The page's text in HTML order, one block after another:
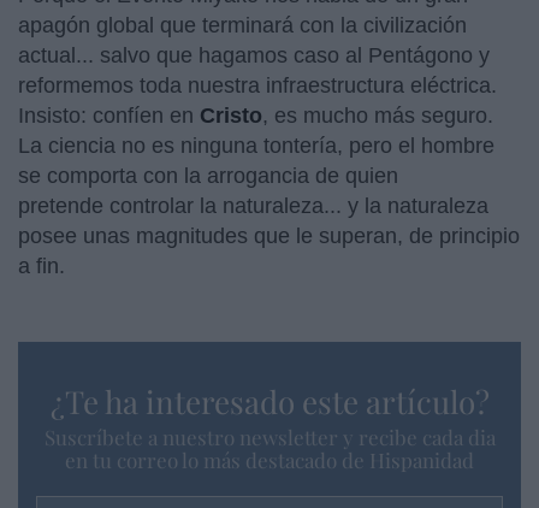
apagón global que terminará con la civilización
actual... salvo que hagamos caso al Pentágono y
reformemos toda nuestra infraestructura eléctrica.
Insisto: confíen en Cristo, es mucho más seguro.
La ciencia no es ninguna tontería, pero el hombre
se comporta con la arrogancia de quien
pretende controlar la naturaleza... y la naturaleza
posee unas magnitudes que le superan, de principio
a fin.
¿Te ha interesado este artículo?
Suscríbete a nuestro newsletter y recibe cada dia
en tu correo lo más destacado de Hispanidad